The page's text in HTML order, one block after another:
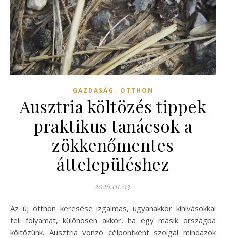
GAZDASÁG , OTTHON
Ausztria költözés tippek
praktikus tanácsok a
zökkenőmentes
áttelepüléshez
2026.01.03.
Az új otthon keresése izgalmas, ugyanakkor kihívásokkal
teli folyamat, különösen akkor, ha egy másik országba
költözünk. Ausztria vonzó célpontként szolgál mindazok